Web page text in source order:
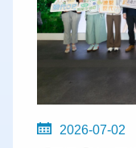
2026-07-02